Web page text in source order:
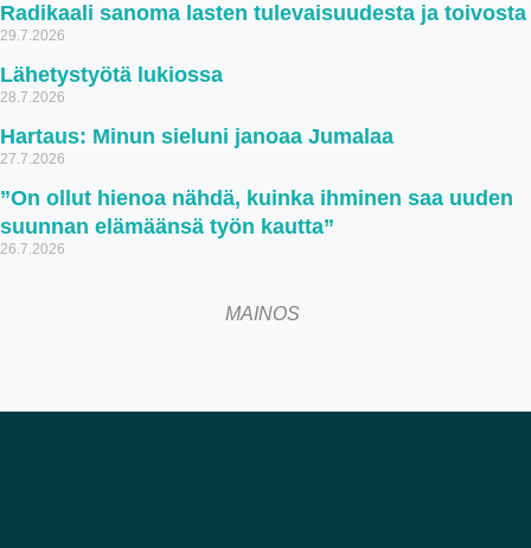
Radikaali sanoma lasten tulevaisuudesta ja toivosta
29.7.2026
Lähetystyötä lukiossa
28.7.2026
Hartaus: Minun sieluni janoaa Jumalaa
27.7.2026
”On ollut hienoa nähdä, kuinka ihminen saa uuden
suunnan elämäänsä työn kautta”
26.7.2026
MAINOS